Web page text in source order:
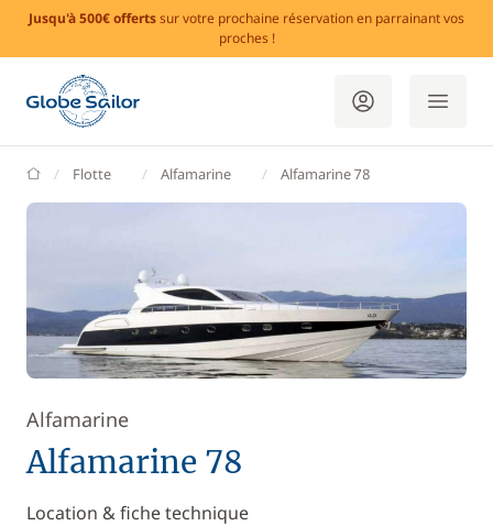
Jusqu'à 500€ offertssur votre prochaine réservation en parrainant vos
proches !
GlobeSailor
Flotte Alfamarine Alfamarine 78
Alfamarine
Alfamarine 78
Location & fiche technique